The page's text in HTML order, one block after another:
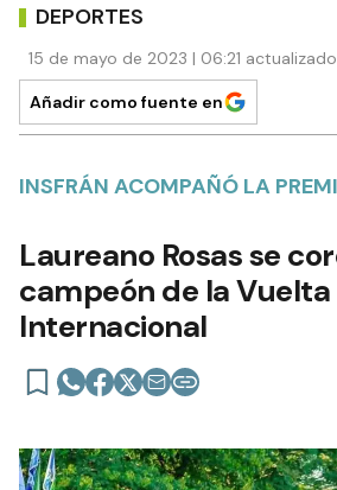
DEPORTES
15 de mayo de 2023 | 06:21
Añadir como fuente en
INSFRÁN ACOMPAÑÓ LA
Laureano Rosas se
campeón de la Vuelta
Internacional